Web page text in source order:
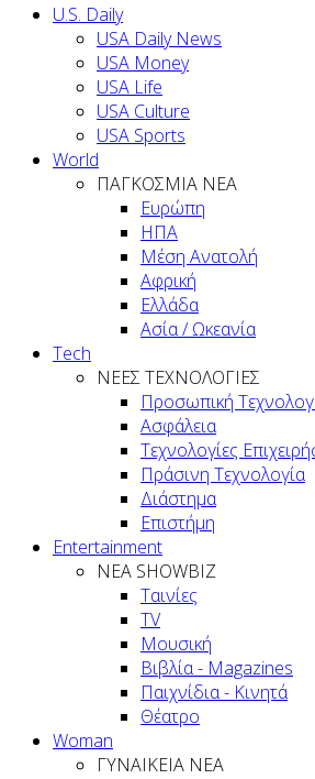
U.S. Daily
USA Daily News
USA Money
USA Life
USA Culture
USA Sports
World
ΠΑΓΚΟΣΜΙΑ ΝΕΑ
Ευρώπη
ΗΠΑ
Μέση Ανατολή
Αφρική
Ελλάδα
Ασία / Ωκεανία
Tech
ΝΕΕΣ ΤΕΧΝΟΛΟΓΙΕΣ
Προσωπική
Ασφάλεια
Τεχνολογίες
Πράσινη Τεχνολογία
Διάστημα
Επιστήμη
Entertainment
ΝΕΑ SHOWBIZ
Ταινίες
TV
Μουσική
Βιβλία - Magazines
Παιχνίδια - Κινητά
Θέατρο
Woman
ΓΥΝΑΙΚΕΙΑ ΝΕΑ